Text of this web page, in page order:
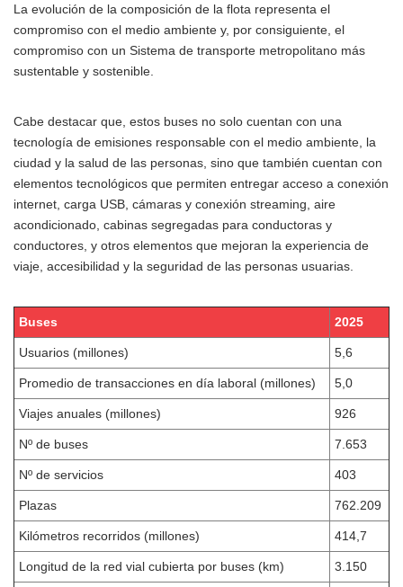
La evolución de la composición de la flota representa el
compromiso con el medio ambiente y, por consiguiente, el
compromiso con un Sistema de transporte metropolitano más
sustentable y sostenible.
Cabe destacar que, estos buses no solo cuentan con una
tecnología de emisiones responsable con el medio ambiente, la
ciudad y la salud de las personas, sino que también cuentan con
elementos tecnológicos que permiten entregar acceso a conexión
internet, carga USB, cámaras y conexión streaming, aire
acondicionado, cabinas segregadas para conductoras y
conductores, y otros elementos que mejoran la experiencia de
viaje, accesibilidad y la seguridad de las personas usuarias.
Buses 2025
Usuarios (millones) 5,6
Promedio de transacciones en día laboral (millones) 5,0
Viajes anuales (millones) 926
Nº de buses 7.653
Nº de servicios 403
Plazas 762.209
Kilómetros recorridos (millones) 414,7
Longitud de la red vial cubierta por buses (km) 3.150